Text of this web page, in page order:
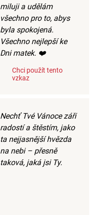
miluji a udělám
všechno pro to, abys
byla spokojená.
Všechno nejlepší ke
Dni matek. ❤️
Chci použít tento
vzkaz
Nechť Tvé Vánoce září
radostí a štěstím, jako
ta nejjasnější hvězda
na nebi – přesně
taková, jaká jsi Ty.